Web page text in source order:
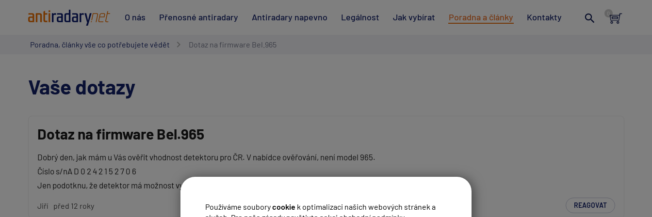
Používáme souborycookie k optimalizaci našich webových stránek a
O nás Přenosné antiradary Antiradary napevno Legálnost Jak vybírat Poradna a články Kontakty
Poradna, články vše co potřebujete vědět Dotaz na firmware Bel.965
Vaše dotazy
Vaše jméno:
Váš e-mail:
Předmět:
Dotaz na firmware Bel.965
Dobrý den, jak mám u Vás ověřit vhodnost detektoru pro ČR. V nabídce ověřování, není model 965.
Číslo s/nA D 0 2 4 2 1 5 2 7 0 6
Jen podotknu, že detektor má možnost vypnout pásma K Ku POP X sytém SWS a má volbu mezi Ka Wide a Ka CZ.
Jiří před 12 roky REAGOVAT